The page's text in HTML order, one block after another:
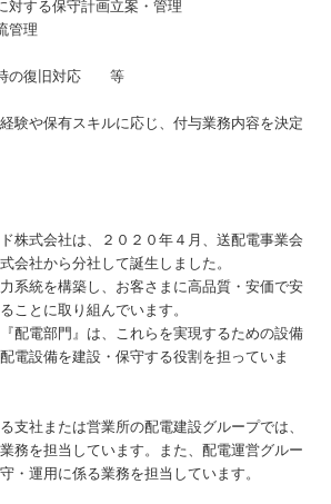
対する保守計画立案・管理
管理
時の復旧対応 等
験や保有スキルに応じ、付与業務内容を決定
株式会社は、２０２０年４月、送配電事業会
会社から分社して誕生しました。
系統を構築し、お客さまに高品質・安価で安
ことに取り組んでいます。
配電部門』は、これらを実現するための設備
電設備を建設・保守する役割を担っていま
支社または営業所の配電建設グループでは、
務を担当しています。また、配電運営グルー
・運用に係る業務を担当しています。